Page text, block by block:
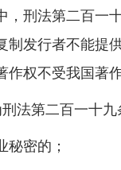
法第二百一
发行者不能提
权不受我国著
法第二百一十九
密的；